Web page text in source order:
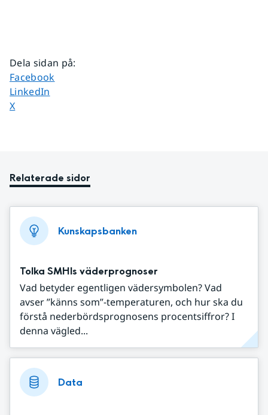
Dela sidan på:
Dela sidan på
Facebook
Dela sidan på
LinkedIn
Dela sidan på
X
Relaterade sidor
Kunskapsbanken
Tolka SMHIs väderprognoser
Vad betyder egentligen vädersymbolen? Vad
avser ”känns som”-temperaturen, och hur ska du
förstå nederbördsprognosens procentsiffror? I
denna vägled...
Data